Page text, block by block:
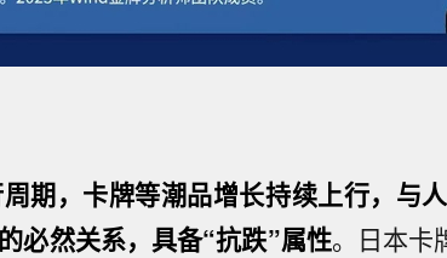
期，卡牌等潮品增长持续上行，与
必然关系，具备“抗跌”属性。日本卡